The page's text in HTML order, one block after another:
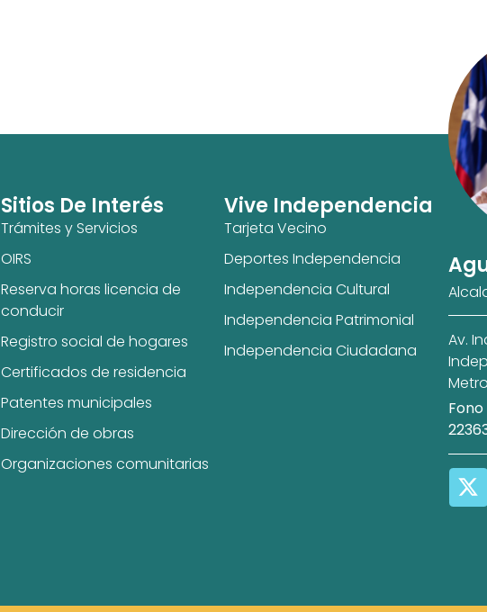
Sitios De Interés
Trámites y Servicios
OIRS
Reserva horas licencia de
conducir
Registro social de hogares
Certificados de residencia
Patentes municipales
Dirección de obras
Organizaciones comunitarias
Vive Independencia
Tarjeta Vecino
Deportes Independencia
Independencia Cultural
Independencia Patrimonial
Independencia Ciudadana
Av.